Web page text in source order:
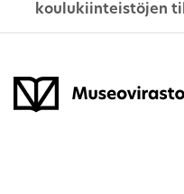
koulukiinteistöjen